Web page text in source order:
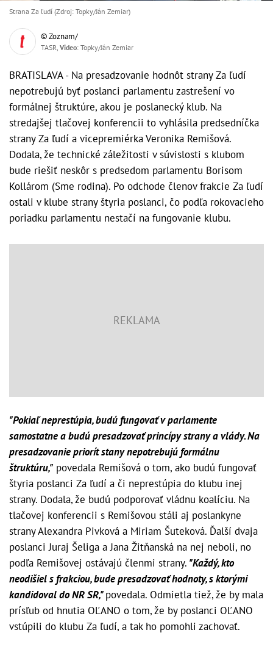
Strana Za ľudí (Zdroj: Topky/Ján Zemiar)
© Zoznam/
TASR, Video: Topky/Ján Zemiar
BRATISLAVA - Na presadzovanie hodnôt strany Za ľudí
nepotrebujú byť poslanci parlamentu zastrešení vo
formálnej štruktúre, akou je poslanecký klub. Na
stredajšej tlačovej konferencii to vyhlásila predsedníčka
strany Za ľudí a vicepremiérka Veronika Remišová.
Dodala, že technické záležitosti v súvislosti s klubom
bude riešiť neskôr s predsedom parlamentu Borisom
Kollárom (Sme rodina). Po odchode členov frakcie Za ľudí
ostali v klube strany štyria poslanci, čo podľa rokovacieho
poriadku parlamentu nestačí na fungovanie klubu.
"Pokiaľ neprestúpia, budú fungovať v parlamente
samostatne a budú presadzovať princípy strany a vlády. Na
presadzovanie priorít stany nepotrebujú formálnu
štruktúru," povedala Remišová o tom, ako budú fungovať
štyria poslanci Za ľudí a či neprestúpia do klubu inej
strany. Dodala, že budú podporovať vládnu koalíciu. Na
tlačovej konferencii s Remišovou stáli aj poslankyne
strany Alexandra Pivková a Miriam Šuteková. Ďalší dvaja
poslanci Juraj Šeliga a Jana Žitňanská na nej neboli, no
podľa Remišovej ostávajú členmi strany. "Každý, kto
neodišiel s frakciou, bude presadzovať hodnoty, s ktorými
kandidoval do NR SR,"povedala. Odmietla tiež, že by mala
prísľub od hnutia OĽANO o tom, že by poslanci OĽANO
vstúpili do klubu Za ľudí, a tak ho pomohli zachovať.